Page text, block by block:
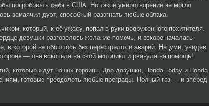
попробовать себя в США. Но такое умиротворение не могло
замаячил дуэт, способный разогнать любые облака!
который, к её ужасу, попал в руки вооруженного похитителя.
девушки разгорелось желание помочь, и вскоре началась
в которой не обошлось без перестрелок и аварий. Нацуми, увидев
— она вскочила на свой мотоцикл и рванула на помощь!
которые ждут наших героинь. Две девушки, Honda Today и Honda
готовые преодолеть любые преграды. Полный газ — и вперед